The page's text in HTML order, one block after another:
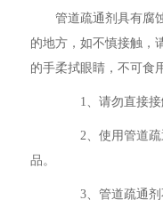
管道疏通剂具有腐
的地方，如不慎接触，
的手柔拭眼睛，不可食
1、请勿直接接
2、使用管道疏
品。
3、管道疏通剂